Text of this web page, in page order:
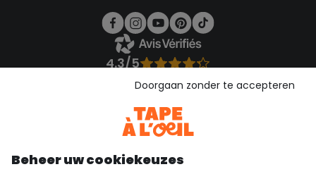
4.3/5
Bekijk de vertrouwensverklaring
Download onze applicatie
Ontdek onze applicatie
Beheer uw cookiekeuzes
Doorgaan zonder te accepteren